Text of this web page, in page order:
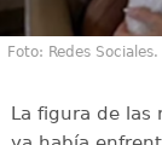
Foto: Redes Sociales.
La figura de las